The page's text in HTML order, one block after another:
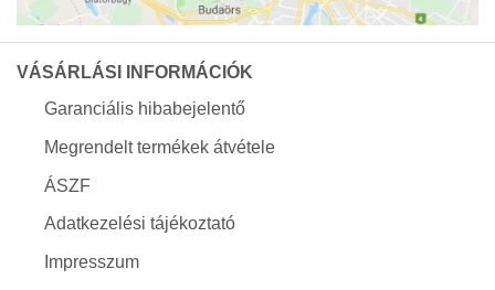
VÁSÁRLÁSI INFORMÁCIÓK
Garanciális hibabejelentő
Megrendelt termékek átvétele
ÁSZF
Adatkezelési tájékoztató
Impresszum